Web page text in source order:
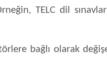
TELC dil
bağlı olarak